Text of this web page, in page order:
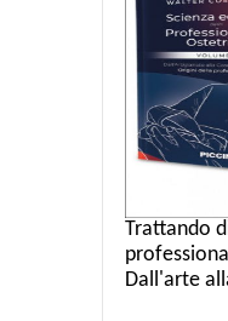
Trattando
Dall'arte